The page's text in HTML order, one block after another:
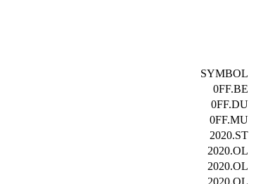
SYMBOL
0FF.BE
0FF.DU
0FF.MU
2020.ST
2020.OL
2020.OL